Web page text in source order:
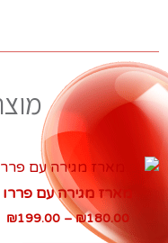
מארז מגירה עם פררו
₪180.00
–
₪199.00